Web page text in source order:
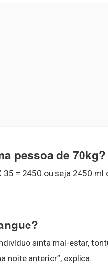
pessoa de 70kg?
35 = 2450 ou seja 2450 ml
sinta mal-estar,
noite anterior”, explica.